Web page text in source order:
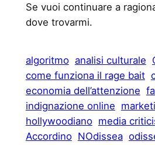
Se vuoi continuare a
dove trovarmi.
algoritmo analisi culturale
come funziona il rage bait
economia dell’attenzione
indignazione online
hollywoodiano media
Accordino NOdissea